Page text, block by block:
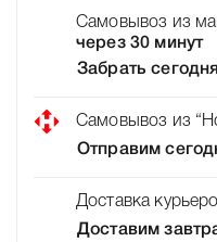
Самовывоз из
через 30 минут
Забрать сегодня
Самовывоз из
Отправим
Доставка
Доставим